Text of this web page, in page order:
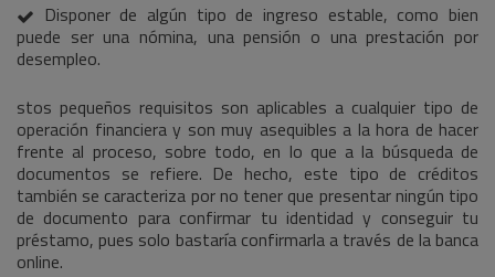
Disponer de algún tipo de ingreso estable, como bien
puede ser una nómina, una pensión o una prestación por
desempleo.
stos pequeños requisitos son aplicables a cualquier tipo de
operación financiera y son muy asequibles a la hora de hacer
frente al proceso, sobre todo, en lo que a la búsqueda de
documentos se refiere. De hecho, este tipo de créditos
también se caracteriza por no tener que presentar ningún tipo
de documento para confirmar tu identidad y conseguir tu
préstamo, pues solo bastaría confirmarla a través de la banca
online.